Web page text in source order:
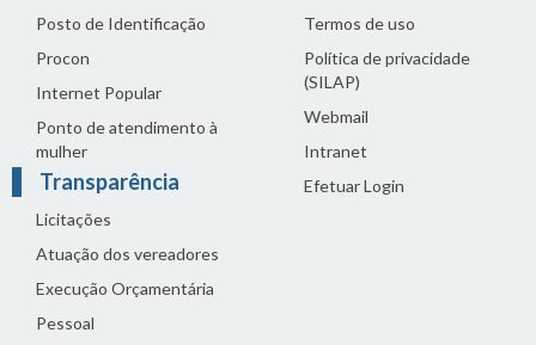
Posto de Identificação
Procon
Internet Popular
Ponto de atendimento à
mulher
Transparência
Licitações
Atuação dos vereadores
Execução Orçamentária
Pessoal
Termos de uso
Política de privacidade
(SILAP)
Webmail
Intranet
Efetuar Login